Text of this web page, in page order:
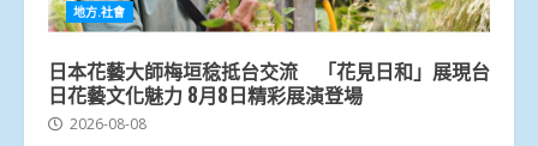
地方.社會
日本花藝大師梅垣稔抵台交流 「花見日和」展現台
日花藝文化魅力 8月8日精彩展演登場
2026-08-08